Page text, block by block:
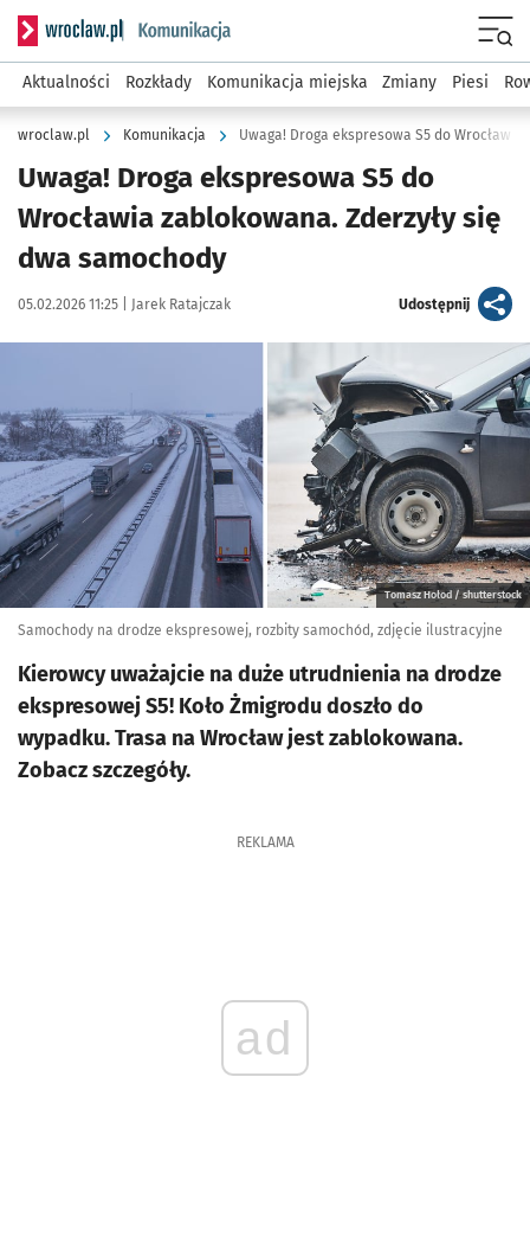
Serwis informacyjny wroclaw.pl podserwis: Komunikacja
Aktualności Rozkłady Komunikacja miejska Zmiany Piesi
wroclaw.pl Komunikacja Uwaga! Droga ekspresowa S5 do
Uwaga! Droga ekspresowa S5 do
Wrocławia zablokowana. Zderzyły się
dwa samochody
Data publikacji:
05.02.2026 11:25 | Autor:
Jarek Ratajczak Udostępnijartykuł
Tomasz Hołod / shutterstock
Samochody na drodze ekspresowej, rozbity samochód, zdjęcie ilustracyjne
Kierowcy uważajcie na duże utrudnienia na drodze
ekspresowej S5! Koło Żmigrodu doszło do
wypadku. Trasa na Wrocław jest zablokowana.
Zobacz szczegóły.
REKLAMA
ad